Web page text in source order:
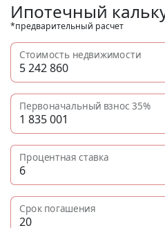
Ипотечный
*предварительный расчет
Стоимость недвижимости
Первоначальный взнос35%
Процентная ставка
Срок погашения